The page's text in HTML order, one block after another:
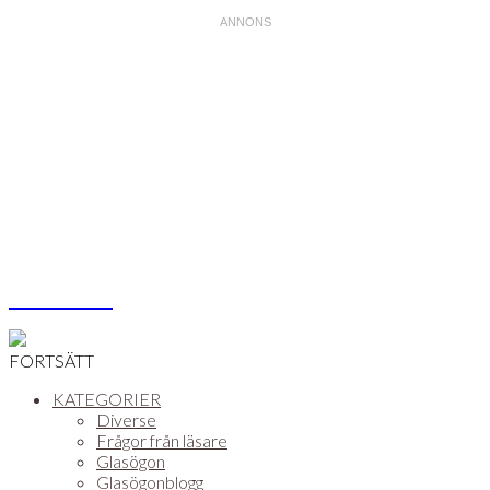
FORTSÄTT
KATEGORIER
Diverse
Frågor från läsare
Glasögon
Glasögonblogg